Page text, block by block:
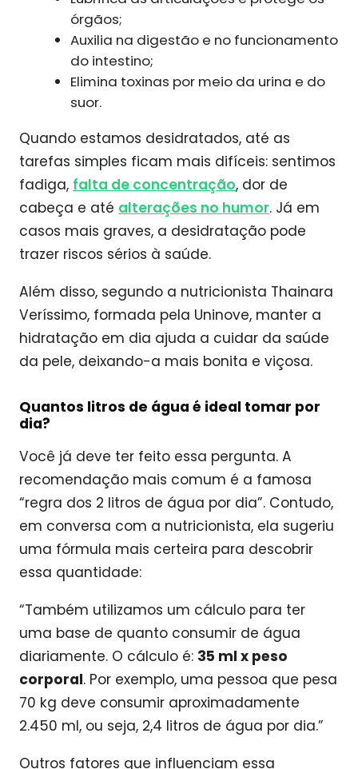
órgãos;
Auxilia na digestão e no funcionamento
do intestino;
Elimina toxinas por meio da urina e do
suor.
Quando estamos desidratados, até as
tarefas simples ficam mais difíceis: sentimos
fadiga, falta de concentração, dor de
cabeça e até alterações no humor. Já em
casos mais graves, a desidratação pode
trazer riscos sérios à saúde.
Além disso, segundo a nutricionista Thainara
Veríssimo, formada pela Uninove, manter a
hidratação em dia ajuda a cuidar da saúde
da pele, deixando-a mais bonita e viçosa.
Quantos litros de água é ideal tomar por
dia?
Você já deve ter feito essa pergunta. A
recomendação mais comum é a famosa
“regra dos 2 litros de água por dia”. Contudo,
em conversa com a nutricionista, ela sugeriu
uma fórmula mais certeira para descobrir
essa quantidade:
“Também utilizamos um cálculo para ter
uma base de quanto consumir de água
diariamente. O cálculo é: 35 ml x peso
corporal. Por exemplo, uma pessoa que pesa
70 kg deve consumir aproximadamente
2.450 ml, ou seja, 2,4 litros de água por dia.”
Outros fatores que influenciam essa